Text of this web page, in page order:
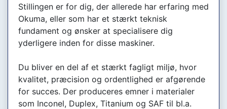
Stillingen er for dig, der allerede har erfaring med
Okuma, eller som har et stærkt teknisk
fundament og ønsker at specialisere dig
yderligere inden for disse maskiner.
Du bliver en del af et stærkt fagligt miljø, hvor
kvalitet, præcision og ordentlighed er afgørende
for succes. Der produceres emner i materialer
som Inconel, Duplex, Titanium og SAF til bl.a.